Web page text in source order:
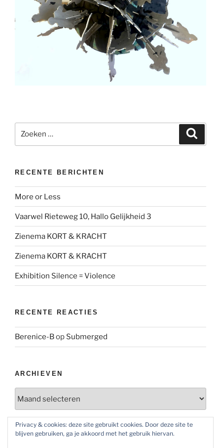
naar:
RECENTE BERICHTEN
More or Less
Vaarwel Rieteweg 10, Hallo Gelijkheid 3
Zienema KORT & KRACHT
Zienema KORT & KRACHT
Exhibition Silence = Violence
RECENTE REACTIES
Berenice-Bop Submerged
ARCHIEVEN
SOCIAL MEDIA
Privacy & cookies: deze site gebruikt cookies. Door deze site te
blijven gebruiken, ga je akkoord met het gebruik hiervan.